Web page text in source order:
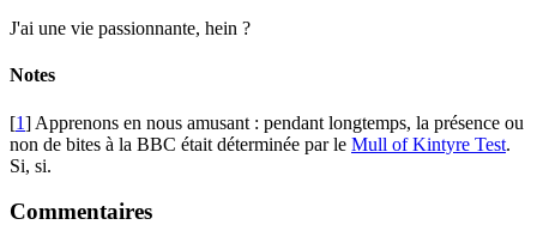
J'ai une vie passionnante, hein ?
Notes
[1] Apprenons en nous amusant : pendant longtemps, la présence ou
non de bites à la BBC était déterminée par le Mull of Kintyre Test.
Si, si.
Commentaires